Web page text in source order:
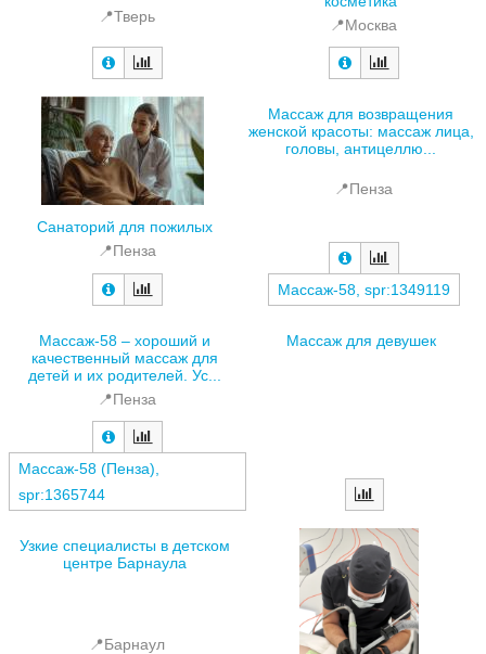
📍Тверь
📍Москва
Санаторий для пожилых
📍Пенза
Массаж для возвращения
женской красоты: массаж лица,
головы, антицеллю...
📍Пенза
Массаж-58, spr:1349119
Массаж-58 – хороший и
качественный массаж для
детей и их родителей. Ус...
📍Пенза
Массаж-58 (Пенза),
spr:1365744
Массаж для девушек
Узкие специалисты в детском
центре Барнаула
📍Барнаул